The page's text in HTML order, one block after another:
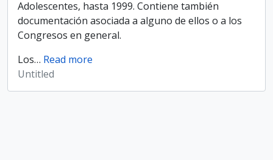
Adolescentes, hasta 1999. Contiene también
documentación asociada a alguno de ellos o a los
Congresos en general.
Los… Read more
Untitled